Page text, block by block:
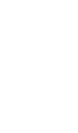
thế hệ với tôi bị
mã lập trình.